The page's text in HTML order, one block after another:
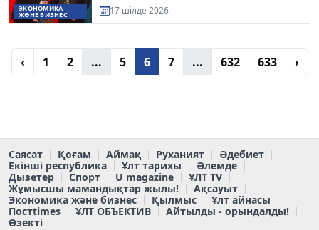
ЭКОНОМИКА
ЖӘНЕ БИЗНЕС 17 шілде 2026
‹ 1 2 ... 5 6 7 ... 632 633 ›
Саясат Қоғам Аймақ Руханият
Әдебиет
Екінші республика
Ұлт тарихы
Әлемде
Дызетер
Спорт U magazine
ҰЛТ TV
Жұмысшы мамандықтар жылы!
Ақсауыт
Экономика және бизнес
Қылмыс
Ұлт айнасы
Постtimes
ҰЛТ ОБЪЕКТИВ
Айтылды - орындалды!
Өзекті